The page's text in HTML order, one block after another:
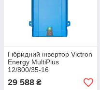
Гібридний інвертор Victron
Energy MultiPlus
12/800/35-16
29 588 ₴